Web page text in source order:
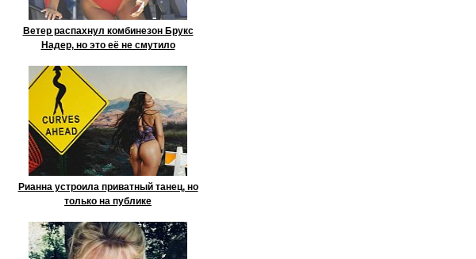
Ветер распахнул комбинезон Брукс
Надер, но это её не смутило
Рианна устроила приватный танец, но
только на публике